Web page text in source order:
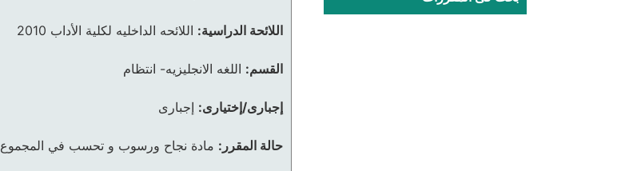
اللائحة الدراسية: اللائحه الداخليه لكلية الأداب 2010
القسم: اللغه الانجليزيه- انتظام
إجبارى/إختيارى: إجبارى
حالة المقرر: مادة نجاح ورسوب و تحسب في المجموع